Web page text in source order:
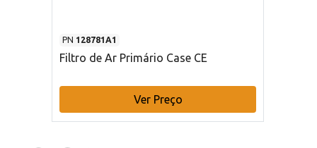
PN 128781A1
Filtro de Ar Primário Case CE
Ver Preço